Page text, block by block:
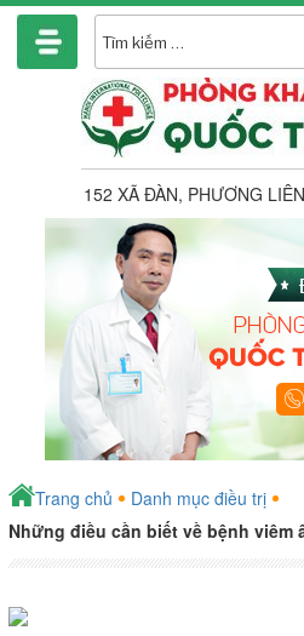
Chuyển
phần
152 XÃ ĐÀN, PHƯƠNG
Trang chủ
Danh mục điều trị
Những điều cần biết về bệnh viêm